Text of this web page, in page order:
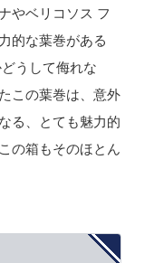
やベリコソス フ
的な葉巻がある
うして侮れな
この葉巻は、意外
る、とても魅力的
の箱もそのほとん